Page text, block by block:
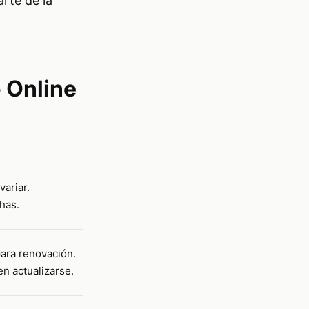
Online
renovación.
actualizarse.